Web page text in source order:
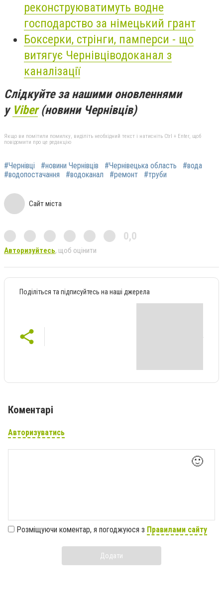
реконструюватимуть водне
господарство за німецький грант
Боксерки, стрінги, памперси - що
витягує Чернівціводоканал з
каналізації
Слідкуйте за нашими оновленнями
у Viber(новини Чернівців)
Якщо ви помітили помилку, виділіть необхідний текст і натисніть Ctrl + Enter, щоб
повідомити про це редакцію
#Чернівці #новини Чернівців #Чернівецька область
#вода
#водопостачання
#водоканал #ремонт #труби
Сайт міста
0,0
Авторизуйтесь, щоб оцінити
Поділіться та підписуйтесь на наші джерела
Коментарі
Авторизуватись
🙂
Розміщуючи коментар, я погоджуюся з Правилами сайту
Додати